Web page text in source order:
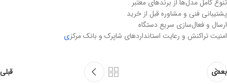
تنوع کامل مدل‌ها از برندهای معتبر
پشتیبانی فنی و مشاوره قبل از خرید
ارسال و فعال‌سازی سریع دستگاه
امنیت تراکنش و رعایت استانداردهای شاپرک و بانک مرکزی
بعدی قبلی